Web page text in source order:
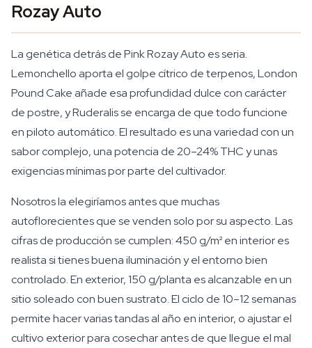
Rozay Auto
La genética detrás de Pink Rozay Auto es seria.
Lemonchello aporta el golpe cítrico de terpenos, London
Pound Cake añade esa profundidad dulce con carácter
de postre, y Ruderalis se encarga de que todo funcione
en piloto automático. El resultado es una variedad con un
sabor complejo, una potencia de 20–24% THC y unas
exigencias mínimas por parte del cultivador.
Nosotros la elegiríamos antes que muchas
autoflorecientes que se venden solo por su aspecto. Las
cifras de producción se cumplen: 450 g/m² en interior es
realista si tienes buena iluminación y el entorno bien
controlado. En exterior, 150 g/planta es alcanzable en un
sitio soleado con buen sustrato. El ciclo de 10–12 semanas
permite hacer varias tandas al año en interior, o ajustar el
cultivo exterior para cosechar antes de que llegue el mal